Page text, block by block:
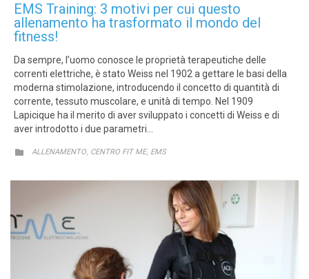
EMS Training: 3 motivi per cui questo
allenamento ha trasformato il mondo del
fitness!
Da sempre, l’uomo conosce le proprietà terapeutiche delle
correnti elettriche, è stato Weiss nel 1902 a gettare le basi della
moderna stimolazione, introducendo il concetto di quantità di
corrente, tessuto muscolare, e unità di tempo. Nel 1909
Lapicique ha il merito di aver sviluppato i concetti di Weiss e di
aver introdotto i due parametri…
 CATEGORY
ALLENAMENTO, CENTRO FIT ME, EMS